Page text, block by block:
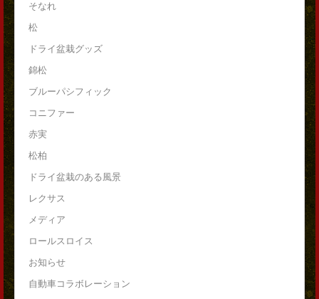
そなれ
松
ドライ盆栽グッズ
錦松
ブルーパシフィック
コニファー
赤実
松柏
ドライ盆栽のある風景
レクサス
メディア
ロールスロイス
お知らせ
自動車コラボレーション